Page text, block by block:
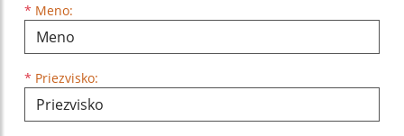
* Meno:
Meno
* Priezvisko:
Priezvisko
E-mailová adresa